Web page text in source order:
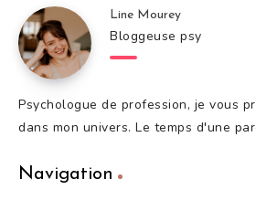
Line Mourey
Bloggeuse psy
Psychologue de profession, je vous
dans mon univers. Le temps d'une
Navigation